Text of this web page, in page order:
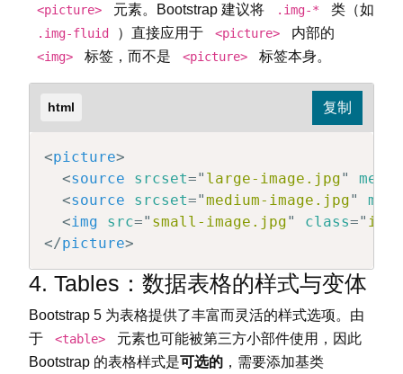
<picture> 元素。Bootstrap 建议将 .img-* 类（如
.img-fluid ）直接应用于 <picture> 内部的
<img> 标签，而不是 <picture> 标签本身。
html
<picture>
<source srcset=" large-image.jpg"
media
<source srcset="medium-image.jpg"
<img src=" small-image.jpg" class="
</picture>
4. Tables：数据表格的样式与变体
Bootstrap 5 为表格提供了丰富而灵活的样式选项。由
于
<table>
元素也可能被第三方小部件使用，因此
Bootstrap 的表格样式是可选的 ，需要添加基类